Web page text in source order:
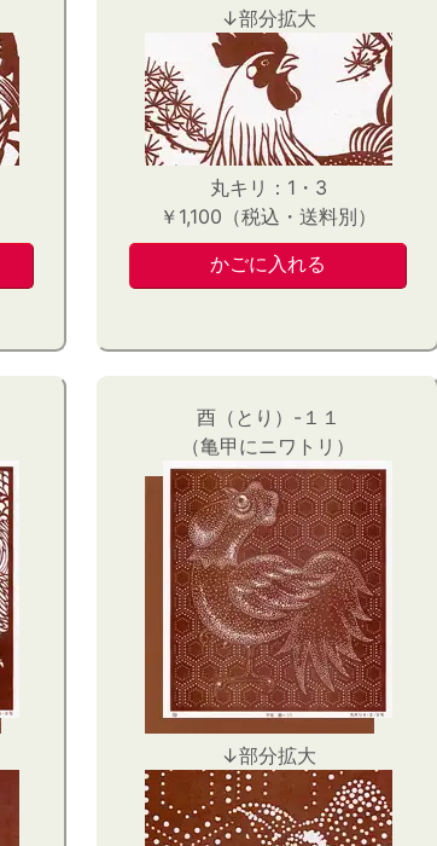
↓部分拡大
丸キリ：1・3
￥1,100（税込・送料別）
酉（とり）-１１
（亀甲にニワトリ）
↓部分拡大